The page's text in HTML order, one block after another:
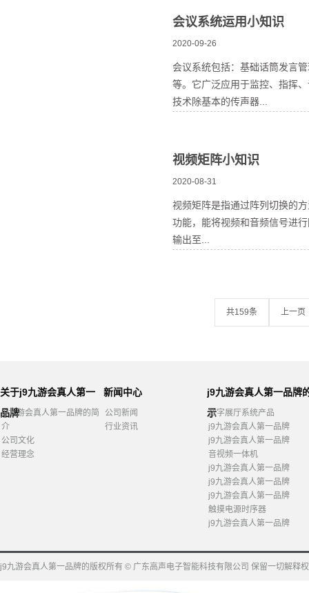
会议系统运用小知识
2020-09-26
会议系统包括：基础话筒发言
等。它广泛应用于监控、指挥
技术除基本的传声器...
视频矩阵小知识
2020-08-31
视频矩阵是指通过阵列切换的
功能，能将视频和音频信号进
输出至...
共159条 上一页
关于j9九游会真人第一
品牌
j9九游会真人第一品牌的简
介
公司文化
经营理念
新闻中心
公司新闻
行业资讯
j9九游会真人第一品牌
示
数字展厅系统产品
j9九游会真人第一品牌
j9九游会真人第一品牌
音视频一体机
j9九游会真人第一品牌
j9九游会真人第一品牌
j9九游会真人第一品牌
触摸电源时序器
j9九游会真人第一品牌
j9九游会真人第一品牌的版权所有 © 广东高声电子智能科技有限公司 保留一切解释